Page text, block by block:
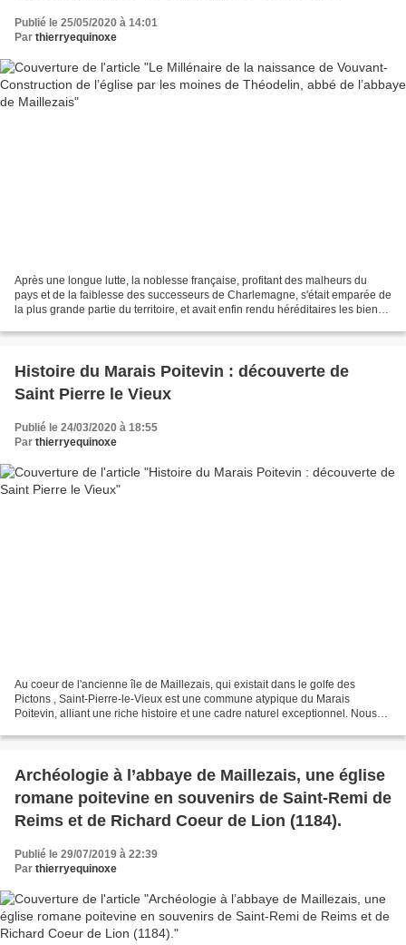
Publié le 25/05/2020 à 14:01
Par thierryequinoxe
Après une longue lutte, la noblesse française, profitant des malheurs du
pays et de la faiblesse des successeurs de Charlemagne, s'était emparée de
la plus grande partie du territoire, et avait enfin rendu héréditaires les biens
Histoire du Marais Poitevin : découverte de
Saint Pierre le Vieux
Publié le 24/03/2020 à 18:55
Par thierryequinoxe
Au coeur de l'ancienne île de Maillezais, qui existait dans le golfe des
Pictons , Saint-Pierre-le-Vieux est une commune atypique du Marais
Poitevin, alliant une riche histoire et une cadre naturel exceptionnel. Nous
Archéologie à l’abbaye de Maillezais, une église
romane poitevine en souvenirs de Saint-Remi de
Reims et de Richard Coeur de Lion (1184).
Publié le 29/07/2019 à 22:39
Par thierryequinoxe